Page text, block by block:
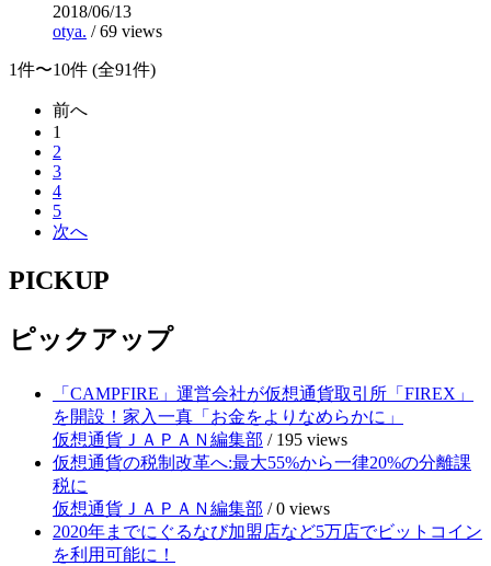
2018/06/13
otya. /69 views
1件〜10件 (全91件)
前へ
1
2
3
4
5
次へ
PICKUP
ピックアップ
「CAMPFIRE」運営会社が仮想通貨取引所「FIREX」
を開設！家入一真「お金をよりなめらかに」
仮想通貨ＪＡＰＡＮ編集部 / 195 views
仮想通貨の税制改革へ:最大55%から一律20%の分離課
税に
仮想通貨ＪＡＰＡＮ編集部 /0 views
2020年までにぐるなび加盟店など5万店でビットコイン
を利用可能に！